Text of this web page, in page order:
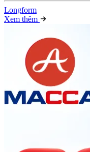
Longform
Xem thêm